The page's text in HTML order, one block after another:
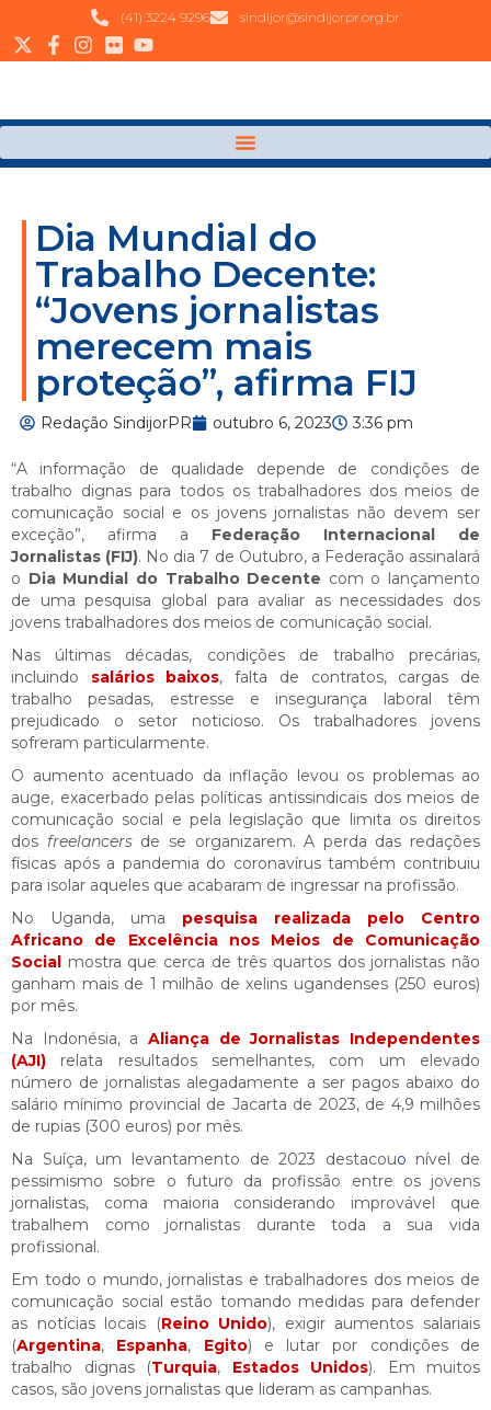
(41) 3224 9296 sindijor@sindijorpr.org.br
Dia Mundial do
Trabalho Decente:
“Jovens jornalistas
merecem mais
proteção”, afirma FIJ
Redação SindijorPR outubro 6, 2023 3:36 pm
“A informação de qualidade depende de condições de
trabalho dignas para todos os trabalhadores dos meios de
comunicação social e os jovens jornalistas não devem ser
exceção”, afirma a Federação Internacional de
Jornalistas (FIJ). No dia 7 de Outubro, a Federação assinalará
o Dia Mundial do Trabalho Decente com o lançamento
de uma pesquisa global para avaliar as necessidades dos
jovens trabalhadores dos meios de comunicação social.
Nas últimas décadas, condições de trabalho precárias,
incluindo salários baixos, falta de contratos, cargas de
trabalho pesadas, estresse e insegurança laboral têm
prejudicado o setor noticioso. Os trabalhadores jovens
sofreram particularmente.
O aumento acentuado da inflação levou os problemas ao
auge, exacerbado pelas políticas antissindicais dos meios de
comunicação social e pela legislação que limita os direitos
dos freelancersde se organizarem. A perda das redações
físicas após a pandemia do coronavírus também contribuiu
para isolar aqueles que acabaram de ingressar na profissão.
No Uganda, uma pesquisa realizada pelo Centro
Africano de Excelência nos Meios de Comunicação
Social mostra que cerca de três quartos dos jornalistas não
ganham mais de 1 milhão de xelins ugandenses (250 euros)
por mês.
Na Indonésia, a Aliança de Jornalistas Independentes
(AJI) relata resultados semelhantes, com um elevado
número de jornalistas alegadamente a ser pagos abaixo do
salário mínimo provincial de Jacarta de 2023, de 4,9 milhões
de rupias (300 euros) por mês.
Na Suíça, um levantamento de 2023 destacouo nível de
pessimismo sobre o futuro da profissão entre os jovens
jornalistas, coma maioria considerando improvável que
trabalhem como jornalistas durante toda a sua vida
profissional.
Em todo o mundo, jornalistas e trabalhadores dos meios de
comunicação social estão tomando medidas para defender
as notícias locais (Reino Unido), exigir aumentos salariais
(Argentina, Espanha, Egito) e lutar por condições de
trabalho dignas (Turquia, Estados Unidos). Em muitos
casos, são jovens jornalistas que lideram as campanhas.